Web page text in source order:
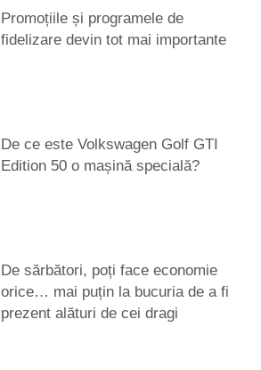
Promoțiile și programele de
fidelizare devin tot mai importante
De ce este Volkswagen Golf GTI
Edition 50 o mașină specială?
De sărbători, poți face economie
orice… mai puțin la bucuria de a fi
prezent alături de cei dragi